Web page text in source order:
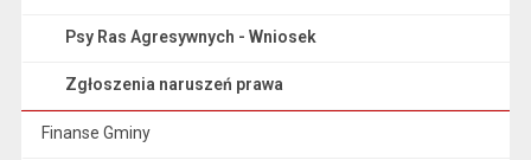
Psy Ras Agresywnych - Wniosek
Zgłoszenia naruszeń prawa
Finanse Gminy